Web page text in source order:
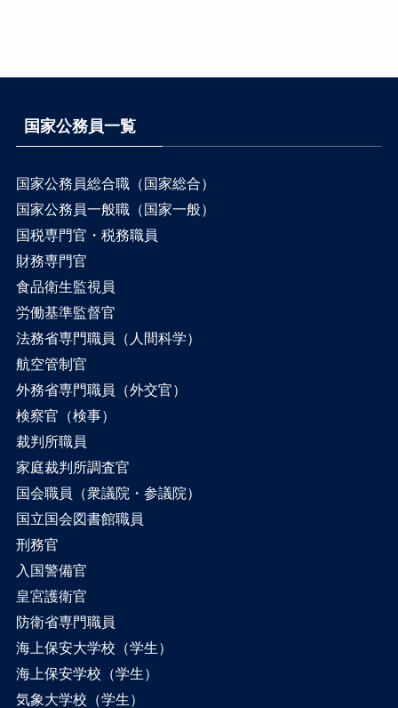
国家公務員一覧
国家公務員総合職（国家総合）
国家公務員一般職（国家一般）
国税専門官・税務職員
財務専門官
食品衛生監視員
労働基準監督官
法務省専門職員（人間科学）
航空管制官
外務省専門職員（外交官）
検察官（検事）
裁判所職員
家庭裁判所調査官
国会職員（衆議院・参議院）
国立国会図書館職員
刑務官
入国警備官
皇宮護衛官
防衛省専門職員
海上保安大学校（学生）
海上保安学校（学生）
気象大学校（学生）